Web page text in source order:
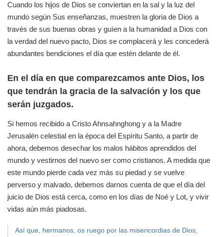
Cuando los hijos de Dios se conviertan en la sal y la luz del
mundo según Sus enseñanzas, muestren la gloria de Dios a
través de sus buenas obras y guíen a la humanidad a Dios con
la verdad del nuevo pacto, Dios se complacerá y les concederá
abundantes bendiciones el día que estén delante de él.
En el día en que comparezcamos ante Dios, los
que tendrán la gracia de la salvación y los que
serán juzgados.
Si hemos recibido a Cristo Ahnsahnghong y a la Madre
Jerusalén celestial en la época del Espíritu Santo, a partir de
ahora, debemos desechar los malos hábitos aprendidos del
mundo y vestirnos del nuevo ser como cristianos. A medida que
este mundo pierde cada vez más su piedad y se vuelve
perverso y malvado, debemos darnos cuenta de que el día del
juicio de Dios está cerca, como en los días de Noé y Lot, y vivir
vidas aún más piadosas.
Así que, hermanos, os ruego por las misericordias de Dios,